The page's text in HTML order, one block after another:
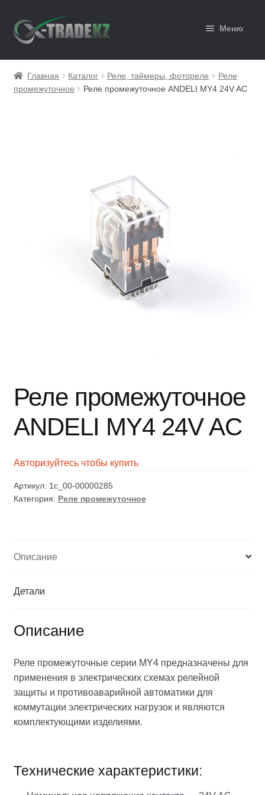
Перейти
к
Перейти
к
Меню
Главная
Каталог
Оформление заказа
Главная Каталог Реле, таймеры, фотореле
Реле
промежуточное
Реле промежуточное ANDELI MY4 24V AC
Реле промежуточное
ANDELI MY4 24V AC
Авторизуйтесь чтобы купить
Артикул: 1c_00-00000285
Категория: Реле промежуточное
Описание
Детали
Описание
Реле промежуточные серии MY4 предназначены для
применения в электрических схемах релейной
защиты и противоаварийной автоматики для
коммутации электрических нагрузок и являются
комплектующими изделиями.
Технические характеристики: